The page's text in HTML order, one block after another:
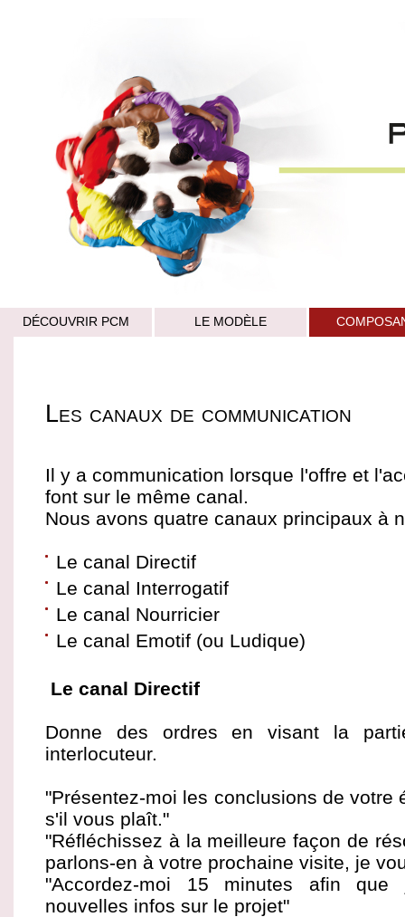
DÉCOUVRIR PCM LE MODÈLE
Les canaux de communication
Il y a communication lorsque l'offre et
font sur le même canal.
Nous avons quatre canaux principaux à
Le canal Directif
Le canal Interrogatif
Le canal Nourricier
Le canal Emotif (ou Ludique)
Le canal Directif
Donne des ordres en visant la
interlocuteur.
"Présentez-moi les conclusions de votre
s'il vous plaît."
"Réfléchissez à la meilleure façon de
parlons-en à votre prochaine visite, je
"Accordez-moi 15 minutes afin
nouvelles infos sur le projet"